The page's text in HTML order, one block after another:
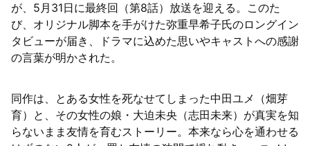
が、5月31日に最終回（第8話）放送を迎える。このた
び、オリジナル脚本を手がけた弥重早希子氏のロングイン
タビューが届き、ドラマに込めた思いやキャストへの感謝
の言葉が明かされた。
同作は、とある女性を死なせてしまった中田ユメ（畑芽
育）と、その女性の娘・大迫未央（志田未来）が真実を知
らないまま友情を育むストーリー。本来なら心を通わせる